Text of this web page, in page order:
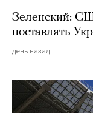
Зеленский:
поставлять
день назад